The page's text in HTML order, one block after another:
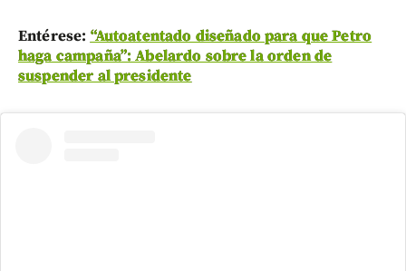
Entérese: “Autoatentado diseñado para que Petro
haga campaña”: Abelardo sobre la orden de
suspender al presidente